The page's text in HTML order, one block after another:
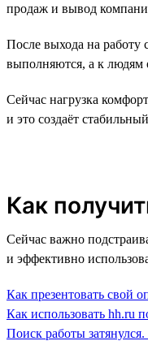
продаж и вывод
После выхода на работу
выполняются, а к людям
Сейчас нагрузка
и это создаёт
Как
Сейчас важно
и эффективно
Как презентовать свой
Как использовать hh.ru
Поиск работы затянулся.